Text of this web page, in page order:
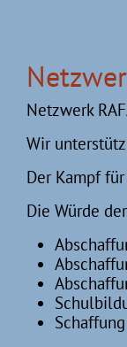
Netzwerk
Wir
Der Kampf
Die Würde